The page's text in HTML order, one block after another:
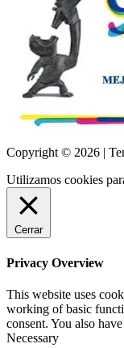
Copyright © 2026 |
Utilizamos cookies
Cerrar
Privacy Overview
This website uses
working of basic
consent. You also
Necessary